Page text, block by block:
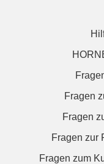
Fragen
Fragen
Fragen zur
Fragen zum